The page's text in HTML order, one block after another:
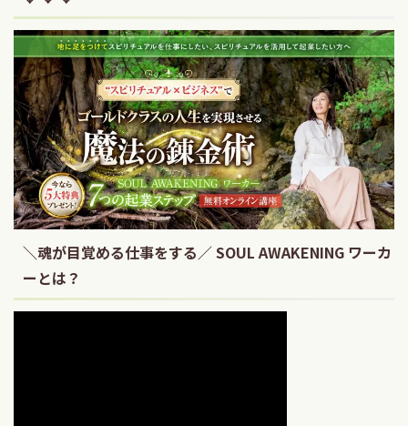
＼魂が目覚める仕事をする／ SOUL AWAKENING ワーカ
ーとは？